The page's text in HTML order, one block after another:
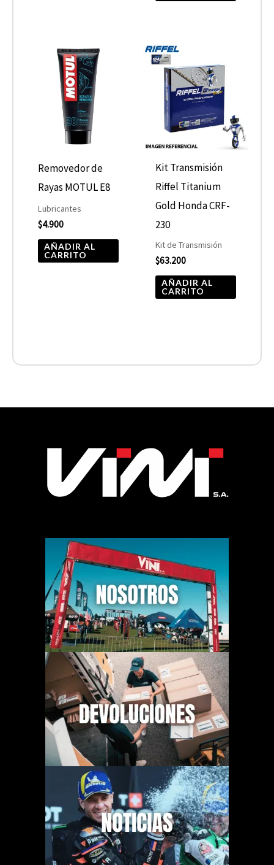
Removedor de
Rayas MOTUL E8
Lubricantes
$4.900
AÑADIR AL
CARRITO
Kit Transmisión
Riffel Titanium
Gold Honda CRF-
230
Kit de Transmisión
$63.200
AÑADIR AL
CARRITO